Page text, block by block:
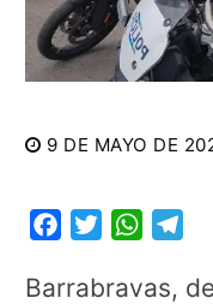
9 DE MAYO DE
FacebookTwitter
Barrabravas,